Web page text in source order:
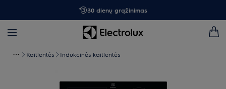
30 dienų grąžinimas
Kaitlentės Indukcinės kaitlentės